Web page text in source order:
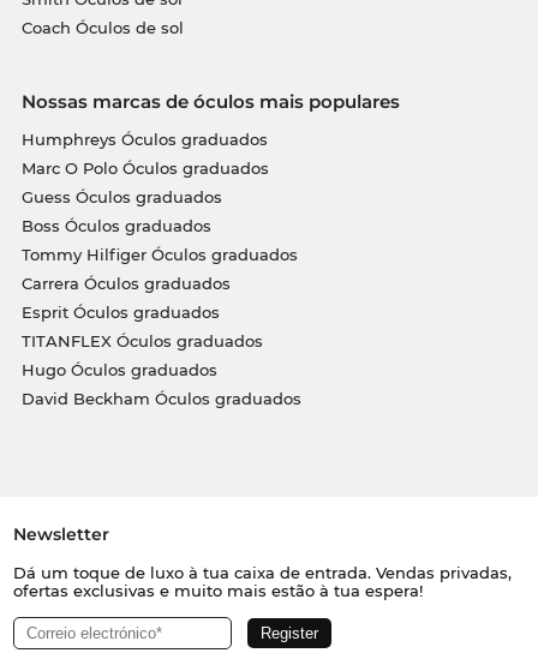
Coach Óculos de sol
Nossas marcas de óculos mais populares
Humphreys Óculos graduados
Marc O Polo Óculos graduados
Guess Óculos graduados
Boss Óculos graduados
Tommy Hilfiger Óculos graduados
Carrera Óculos graduados
Esprit Óculos graduados
TITANFLEX Óculos graduados
Hugo Óculos graduados
David Beckham Óculos graduados
Newsletter
Dá um toque de luxo à tua caixa de entrada. Vendas privadas,
ofertas exclusivas e muito mais estão à tua espera!